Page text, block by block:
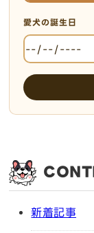
愛犬の誕生日
新着記事